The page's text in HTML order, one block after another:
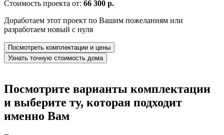
Стоимость проекта от: 66 300 р.
Доработаем этот проект по Вашим пожеланиям или
разработаем новый с нуля
Посмотреть комплектации и цены
Узнать точную стоимость дома
Посмотрите варианты комплектации
и выберите ту, которая подходит
именно Вам